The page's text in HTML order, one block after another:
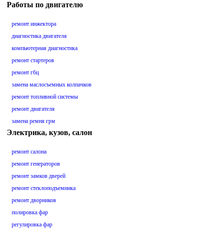
Работы по двигателю
ремонт инжектора
диагностика двигателя
компьютерная диагностика
ремонт стартеров
ремонт гбц
замена маслосъемных колпачков
ремонт топливной системы
ремонт двигателя
замена ремня грм
Электрика, кузов, салон
ремонт салона
ремонт генераторов
ремонт замков дверей
ремонт стеклоподъемника
ремонт дворников
полировка фар
регулировка фар